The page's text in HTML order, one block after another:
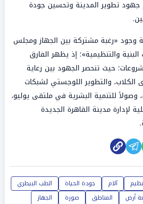
تطوير المدينة وتحسين جودة
وجود «رغبة مشتركة بين الجهاز ومجلس
البنية والتنظيمية»؛ إذ يظهر الفارق
حيث تنحصر الجهود بين رعاية
الكلاب، والتطوير اللوجستي لشبكات
وصولاً للتنمية البشرية في ملتقى يوليو،
لإدارة مدينة القاهرة الجديدة
آلام جودة الحياة
الطب البيطري
أرض المناطق صورة
الجهاز